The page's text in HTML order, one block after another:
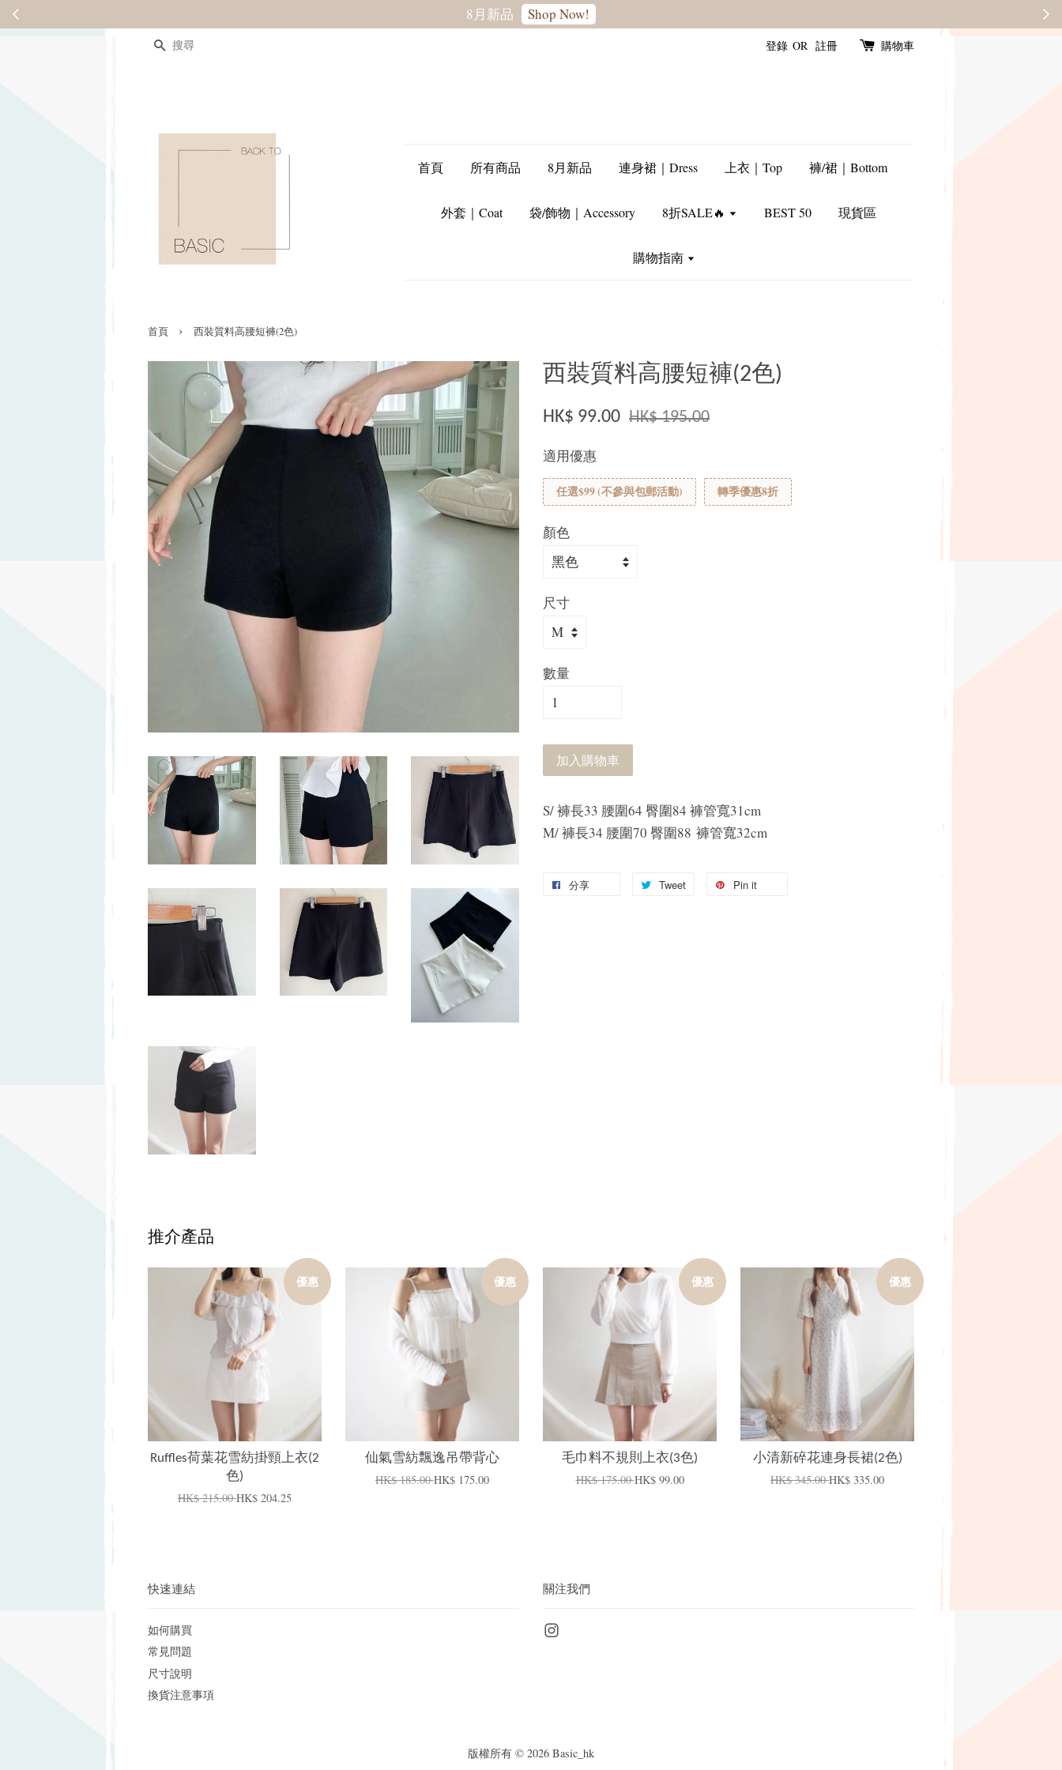
轉季優惠8折 SALE
搜尋 登錄 OR 註冊 購物車
首頁 所有商品 8月新品 連身裙｜Dress 上衣｜Top 褲/裙｜Bottom
外套｜Coat 袋/飾物｜Accessory 8折SALE🔥 BEST 50 現貨區
購物指南
首頁 › 西裝質料高腰短褲(2色)
西裝質料高腰短褲(2色)
HK$ 99.00 HK$ 195.00
適用優惠
任選$99 (不參與包郵活動) 轉季優惠8折
顏色
尺寸
數量
加入購物車
S/ 褲長33 腰圍64 臀圍84 褲管寬31cm
M/ 褲長34 腰圍70 臀圍88 褲管寬32cm
分享 Tweet Pin it
推介產品
優惠
加入購物車
Ruffles荷葉花雪紡掛頸上衣(2
色)
HK$ 215.00HK$ 204.25
優惠
加入購物車
仙氣雪紡飄逸吊帶背心
HK$ 185.00HK$ 175.00
優惠
加入購物車
毛巾料不規則上衣(3色)
HK$ 175.00HK$ 99.00
優惠
加入購物車
小清新碎花連身長裙(2色)
HK$ 345.00HK$ 335.00
快速連結
如何購買
常見問題
尺寸說明
換貨注意事項
關注我們
版權所有 © 2026 Basic_hk